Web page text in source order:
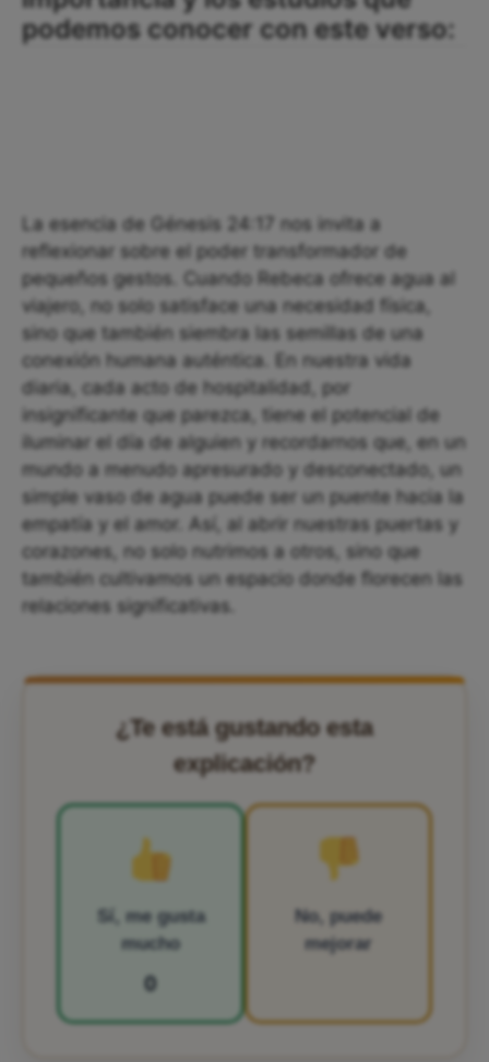
podemos conocer con este verso:
La esencia de Génesis 24:17 nos invita a
reflexionar sobre el poder transformador de
pequeños gestos. Cuando Rebeca ofrece agua al
viajero, no solo satisface una necesidad física,
sino que también siembra las semillas de una
conexión humana auténtica. En nuestra vida
diaria, cada acto de hospitalidad, por
insignificante que parezca, tiene el potencial de
iluminar el día de alguien y recordarnos que, en un
mundo a menudo apresurado y desconectado, un
simple vaso de agua puede ser un puente hacia la
empatía y el amor. Así, al abrir nuestras puertas y
corazones, no solo nutrimos a otros, sino que
también cultivamos un espacio donde florecen las
relaciones significativas.
¿Te está gustando esta
explicación?
Sí, me gusta
mucho
0
No, puede
mejorar